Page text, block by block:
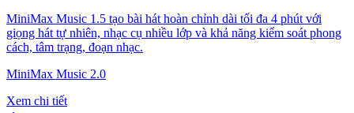
MiniMax Music 1.5 tạo bài hát hoàn chỉnh dài tối đa 4 phút với
giọng hát tự nhiên, nhạc cụ nhiều lớp và khả năng kiểm soát phong
cách, tâm trạng, đoạn nhạc.
MiniMax Music 2.0
Xem chi tiết